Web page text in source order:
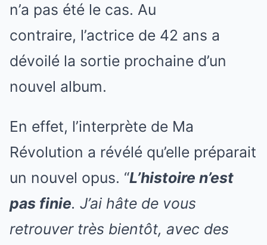
n’a pas été le cas. Au
contraire, l’actrice de 42 ans a
dévoilé la sortie prochaine d’un
nouvel album.
En effet, l’interprète de Ma
Révolution a révélé qu’elle préparait
un nouvel opus. “L’histoire n’est
pas finie. J’ai hâte de vous
retrouver très bientôt, avec des